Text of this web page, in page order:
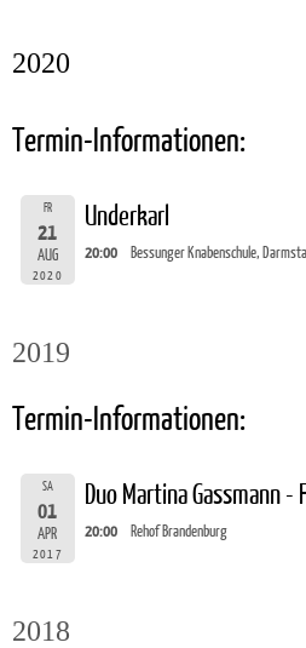
2020
Termin-Informationen:
FR
21
AUG
2020
Underkarl
20:00 Bessunger Knabenschule,
2019
Termin-Informationen:
SA
01
APR
2017
Duo Martina Gassmann -
20:00 Rehof Brandenburg
2018